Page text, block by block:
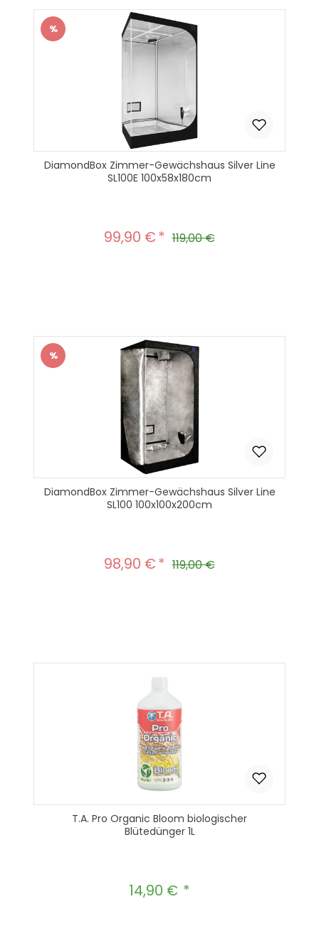
Rabatt
%
DiamondBox Zimmer-Gewächshaus Silver Line
SL100E 100x58x180cm
Verkaufspreis:
99,90 € Regulärer Preis:
119,00 €
Rabatt
%
DiamondBox Zimmer-Gewächshaus Silver Line
SL100 100x100x200cm
Verkaufspreis:
98,90 € Regulärer Preis:
119,00 €
T.A. Pro Organic Bloom biologischer
Blütedünger 1L
Regulärer Preis:
14,90 €